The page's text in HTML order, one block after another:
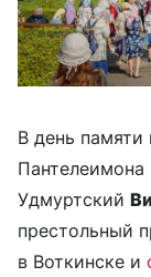
В день памяти
Удмуртский
престольный
в Воткинске и